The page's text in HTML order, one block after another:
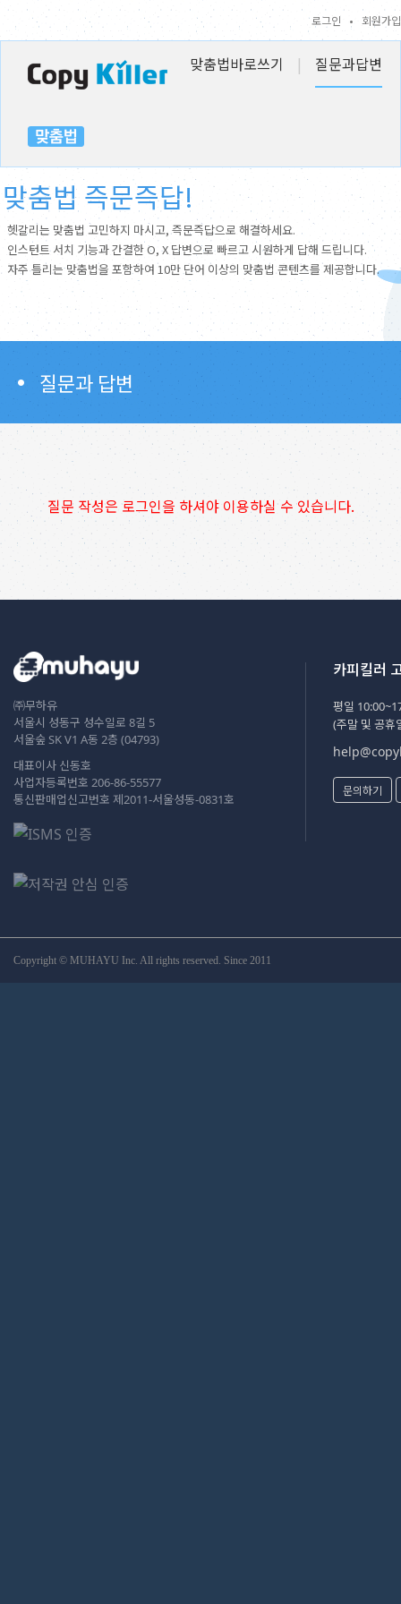
로그인 • 회원가입
맞춤법바로쓰기 | 질문과답변
맞춤법 즉문즉답!
헷갈리는 맞춤법 고민하지 마시고, 즉문즉답으로 해결하세요.
인스턴트 서치 기능과 간결한 O, X 답변으로 빠르고 시원하게 답해 드립니다.
자주 틀리는 맞춤법을 포함하여 10만 단어 이상의 맞춤법 콘텐츠를 제공합니다.
질문과 답변
질문 작성은 로그인을 하셔야 이용하실 수 있습니다.
㈜무하유
서울시 성동구 성수일로 8길 5
서울숲 SK V1 A동 2층 (04793)
대표이사 신동호
사업자등록번호 206-86-55577
통신판매업신고번호 제2011-서울성동-0831호
카피킬러
평일
(주말 및 공휴
문의하기
Copyright © MUHAYU Inc. All rights reserved. Since 2011